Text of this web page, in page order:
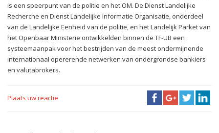
is een speerpunt van de politie en het OM. De Dienst Landelijke
Recherche en Dienst Landelijke Informatie Organisatie, onderdeel
van de Landelijke Eenheid van de politie, en het Landelijk Parket van
het Openbaar Ministerie ontwikkelden binnen de TF-UB een
systeemaanpak voor het bestrijden van de meest ondermijnende
internationaal opererende netwerken van ondergrondse bankiers
en valutabrokers.
Plaats uw reactie